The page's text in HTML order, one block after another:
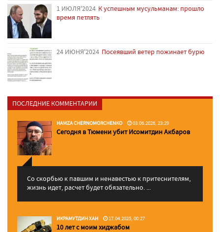
1 ИЮЛЯ'2024 К успешным мусульманам: прошло
время петлять
24 ИЮНЯ'2024 Посеявший ветер пожинает бурю
ПОСЛЕДНИЕ КОММЕНТАРИИ
HAMZA CHERNOMORCHENKO 03.06.2026, 23:29
Сегодня в Тюмени убит Исомитдин Акбаров
Со скорбью к павшим и ненавестью к притеснителям,
жизнь идет, расчет будет обязательно. ...
ИКРАМУТДИН ХАН 17.04.2025, 00:27
10 лет с моим хиджабом